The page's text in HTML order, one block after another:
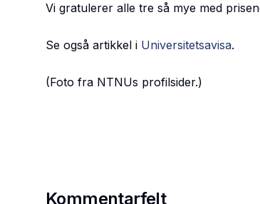
Vi gratulerer alle tre så mye med
Se også artikkel i Universitetsavisa.
(Foto fra NTNUs profilsider.)
Kommentarfelt